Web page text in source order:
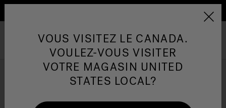
Jacuzzi&reg; Canada
l'eau
Articles sur l'infrarouge
Portrait de concepteur
VOUS VISITEZ LE CANADA.
VOULEZ-VOUS VISITER
VOTRE MAGASIN UNITED
STATES LOCAL?